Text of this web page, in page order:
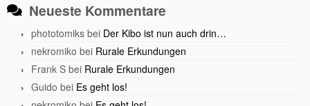
Neueste Kommentare
phototomiks bei Der Kibo ist nun auch drin…
nekromiko bei Rurale Erkundungen
Frank S bei Rurale Erkundungen
Guido bei Es geht los!